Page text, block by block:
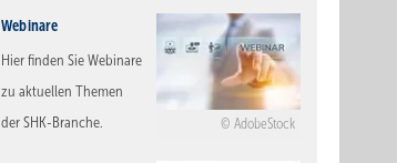
AdobeStock
Webinare
Hier finden Sie Webinare
zu aktuellen Themen
der SHK-Branche.